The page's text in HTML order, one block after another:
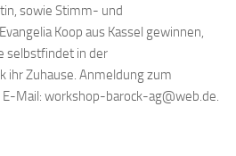
sowie Stimm- und
Koop aus Kassel gewinnen,
selbstfindet in der
ihr Zuhause. Anmeldung zum
Mail: workshop-barock-ag@web.de.